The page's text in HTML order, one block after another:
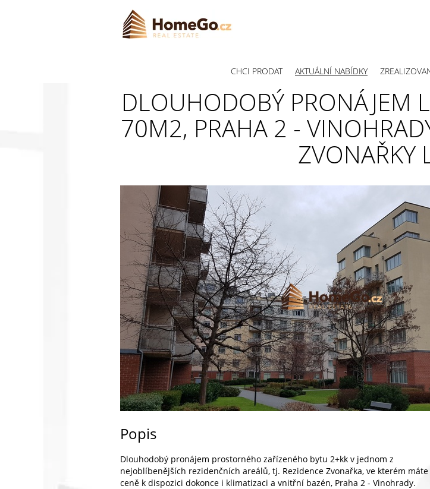
CHCI PRODAT AKTUÁLNÍ NABÍDKY
DLOUHODOBÝ PRONÁJEM
70M2, PRAHA 2 -
ZVONAŘKY
Popis
Dlouhodobý pronájem prostorného zařízeného bytu 2+kk v jednom z
nejoblíbenějších rezidenčních areálů, tj. Rezidence Zvonařka, ve kterém máte
ceně k dispozici dokonce i klimatizaci a vnitřní bazén, Praha 2 - Vinohrady.